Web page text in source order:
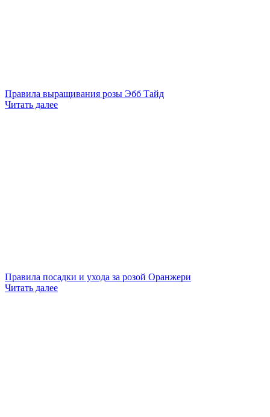
Правила выращивания розы Эбб Тайд
Читать далее
Правила посадки и ухода за розой Оранжери
Читать далее